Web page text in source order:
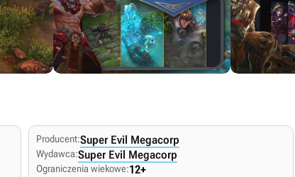
Producent:Super Evil Megacorp
Wydawca:Super Evil Megacorp
Ograniczenia wiekowe:12+